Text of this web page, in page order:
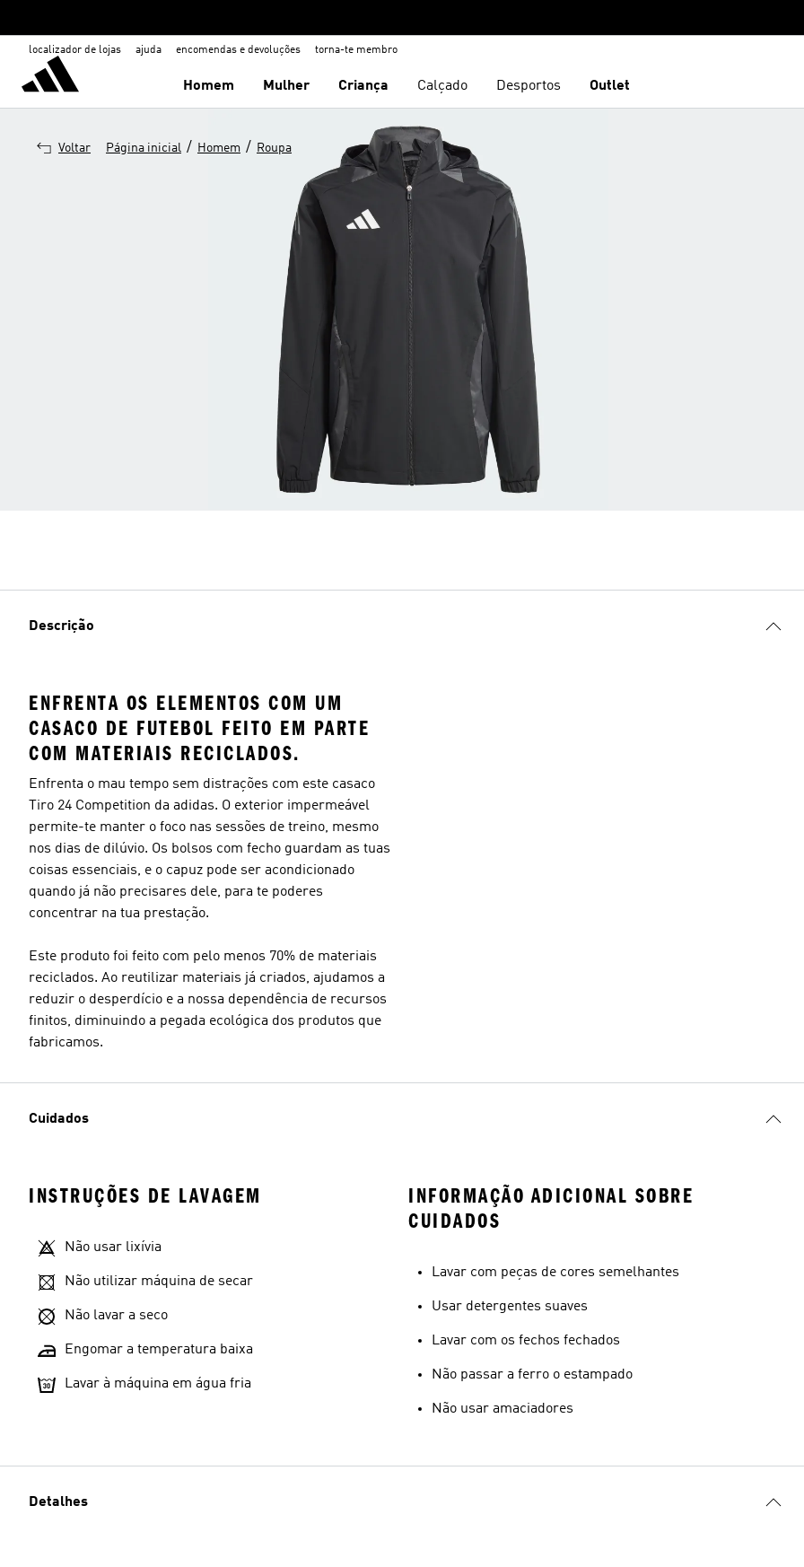
localizador de lojas ajuda encomendas e devoluções torna-te membro
Homem Mulher Criança Calçado Desportos Outlet
Voltar Página inicial / Homem / Roupa
Descrição
ENFRENTA OS ELEMENTOS COM UM
CASACO DE FUTEBOL FEITO EM PARTE
COM MATERIAIS RECICLADOS.
Enfrenta o mau tempo sem distrações com este casaco
Tiro 24 Competition da adidas. O exterior impermeável
permite-te manter o foco nas sessões de treino, mesmo
nos dias de dilúvio. Os bolsos com fecho guardam as tuas
coisas essenciais, e o capuz pode ser acondicionado
quando já não precisares dele, para te poderes
concentrar na tua prestação.
Este produto foi feito com pelo menos 70% de materiais
reciclados. Ao reutilizar materiais já criados, ajudamos a
reduzir o desperdício e a nossa dependência de recursos
finitos, diminuindo a pegada ecológica dos produtos que
fabricamos.
Cuidados
INSTRUÇÕES DE LAVAGEM
Não usar lixívia
Não utilizar máquina de secar
Não lavar a seco
Engomar a temperatura baixa
Lavar à máquina em água fria
INFORMAÇÃO ADICIONAL SOBRE
CUIDADOS
Lavar com peças de cores semelhantes
Usar detergentes suaves
Lavar com os fechos fechados
Não passar a ferro o estampado
Não usar amaciadores
Detalhes